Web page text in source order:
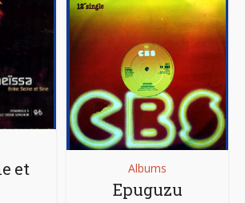
et
Albums
Epuguzu